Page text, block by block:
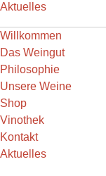
Aktuelles
Willkommen
Das Weingut
Philosophie
Unsere Weine
Shop
Vinothek
Kontakt
Aktuelles